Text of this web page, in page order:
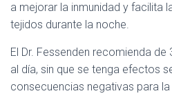
a mejorar la inmunidad y facilita
tejidos durante la noche.
El Dr. Fessenden recomienda
al día, sin que se tenga efectos
consecuencias negativas para la